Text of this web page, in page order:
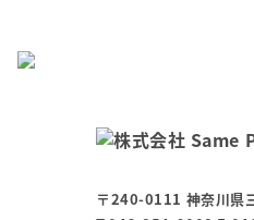
〒240-0111 神奈川県